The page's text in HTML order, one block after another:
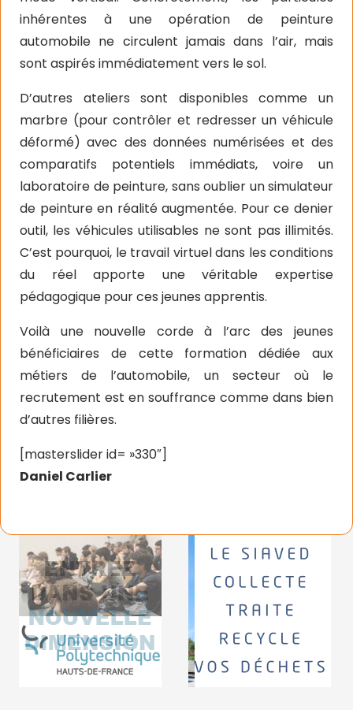
inhérentes à une opération de peinture
automobile ne circulent jamais dans l’air, mais
sont aspirés immédiatement vers le sol.
D’autres ateliers sont disponibles comme un
marbre (pour contrôler et redresser un véhicule
déformé) avec des données numérisées et des
comparatifs potentiels immédiats, voire un
laboratoire de peinture, sans oublier un simulateur
de peinture en réalité augmentée. Pour ce denier
outil, les véhicules utilisables ne sont pas illimités.
C’est pourquoi, le travail virtuel dans les conditions
du réel apporte une véritable expertise
pédagogique pour ces jeunes apprentis.
Voilà une nouvelle corde à l’arc des jeunes
bénéficiaires de cette formation dédiée aux
métiers de l’automobile, un secteur où le
recrutement est en souffrance comme dans bien
d’autres filières.
[masterslider id= »330″]
Daniel Carlier